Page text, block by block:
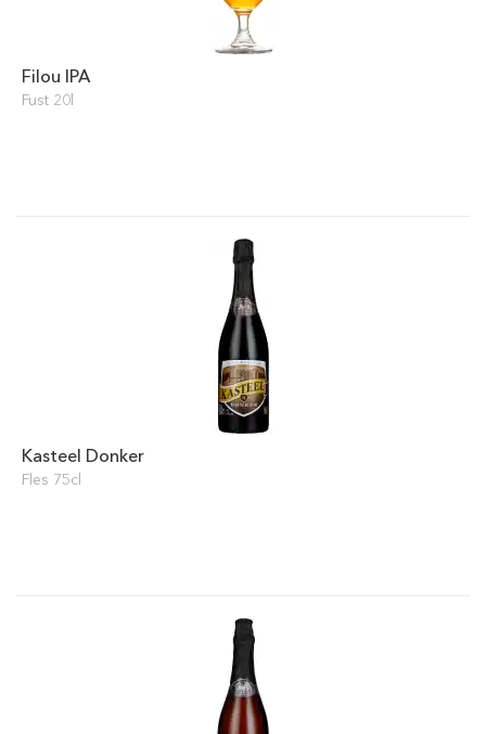
Filou IPA
Fust 20l
Kasteel Donker
Fles 75cl